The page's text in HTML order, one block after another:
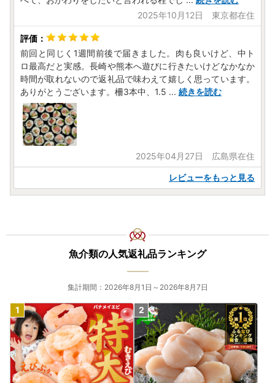
2025年10月12日 東京都在住
前回と同じく1週間前後で届きました。肉も良いけど、中ト
ロ最高だと実感。長崎や熊本へ遊びに行きたいけどなかなか
時間が取れないので返礼品で味わえて嬉しく思っています。
ありがとうございます。柵3本中、1.5 ... 続きを読む
2025年04月27日 広島県在住
レビューをもっと見る
魚介類の人気返礼品ランキング
集計期間：2026年8月1日～2026年8月7日